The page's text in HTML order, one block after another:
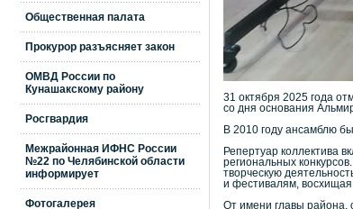
Общественная палата
Прокурор разъясняет закон
ОМВД России по
Кунашакскому району
Росгвардия
Межрайонная ИФНС России
№22 по Челябинской области
информирует
Фотогалерея
31 октября 2025 года
со дня основания
В 2010 году ансамблю
Репертуар коллектива
региональных
творческую
и фестивалям, восхищая
От имени главы района,